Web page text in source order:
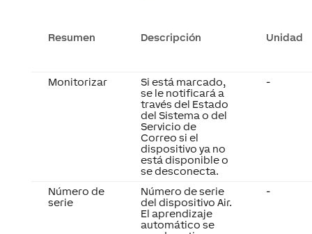
Resumen Descripción Unidad
Monitorizar
Si está marcado,
se le notificará a
través del Estado
del Sistema o del
Servicio de
Correo si el
dispositivo ya no
está disponible o
se desconecta.
-
Número de
serie
Número de serie
del dispositivo Air.
El aprendizaje
automático se
-